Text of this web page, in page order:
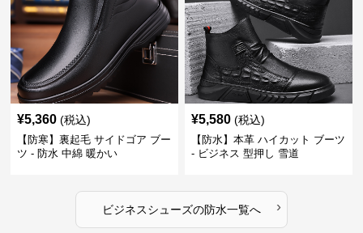
¥5,360 (税込)
【防寒】裏起毛 サイドゴア ブー
ツ - 防水 中綿 暖かい
¥5,580 (税込)
【防水】本革 ハイカット ブーツ
- ビジネス 型押し 雪道
ビジネスシューズの防水一覧へ ›